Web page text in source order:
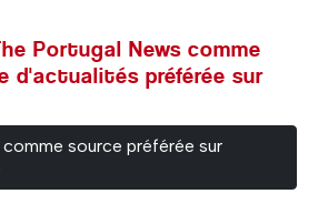
Portugal News comme
d'actualités préférée sur
source préférée sur